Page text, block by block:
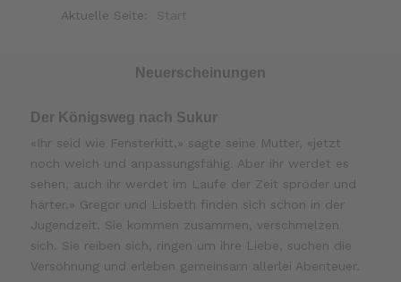
Aktuelle Seite:
Neuerscheinungen
Der Königsweg nach Sukur
«Ihr seid wie Fensterkitt,» sagte seine Mutter, «jetzt
noch weich und anpassungsfähig. Aber ihr werdet es
sehen, auch ihr werdet im Laufe der Zeit spröder und
härter.» Gregor und Lisbeth finden sich schon in der
Jugendzeit. Sie kommen zusammen, verschmelzen
sich. Sie reiben sich, ringen um ihre Liebe, suchen die
Versöhnung und erleben gemeinsam allerlei Abenteuer.